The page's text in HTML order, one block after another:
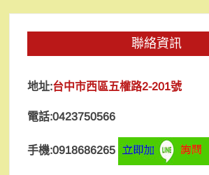
聯絡資訊
地址:台中市西區五權路2-201號
電話:0423750566
手機:0918686265